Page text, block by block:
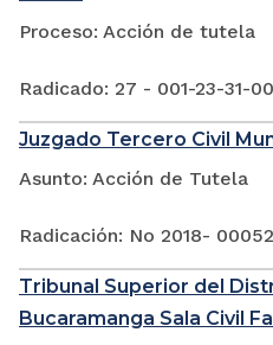
Proceso: Acción de tutela
Radicado: 27 - 001-23-31-
Juzgado Tercero Civil
Asunto: Acción de Tutela
Radicación: No 2018- 00052
Tribunal Superior del
Bucaramanga Sala Civil